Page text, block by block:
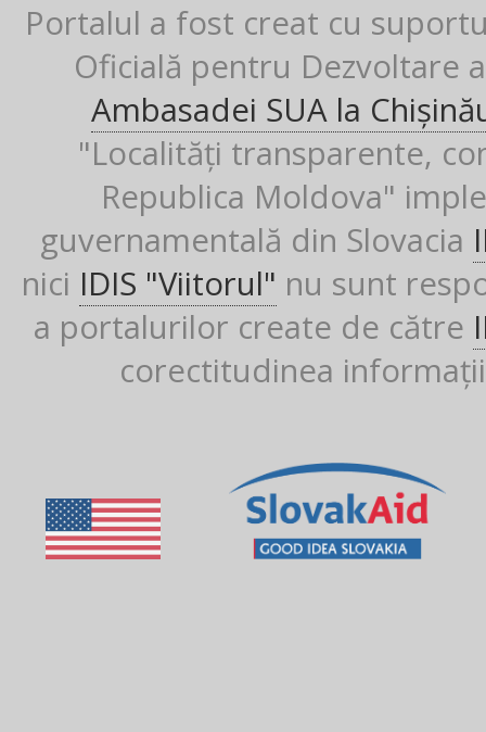
Portalul a fost creat cu
Oficială pentru Dezvoltare
Ambasadei SUA la
"Localități transparente,
Republica Moldova"
guvernamentală din Slovacia
nici IDIS "Viitorul" nu sunt
a portalurilor create de către
corectitudinea